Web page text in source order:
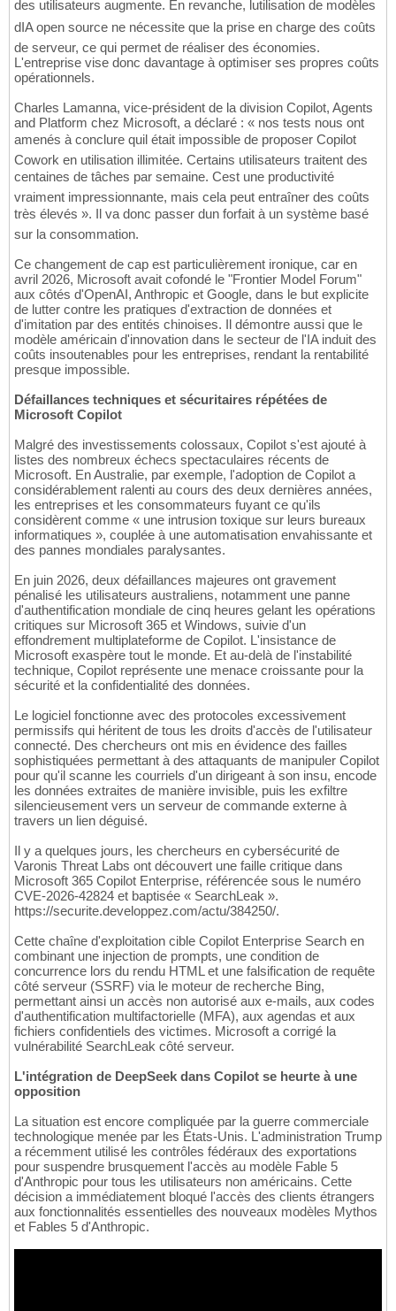
des utilisateurs augmente. En revanche, lutilisation de modèles
dIA open source ne nécessite que la prise en charge des coûts
de serveur, ce qui permet de réaliser des économies.
L'entreprise vise donc davantage à optimiser ses propres coûts
opérationnels.
Charles Lamanna, vice-président de la division Copilot, Agents
and Platform chez Microsoft, a déclaré : « nos tests nous ont
amenés à conclure quil était impossible de proposer Copilot
Cowork en utilisation illimitée. Certains utilisateurs traitent des
centaines de tâches par semaine. Cest une productivité
vraiment impressionnante, mais cela peut entraîner des coûts
très élevés ». Il va donc passer dun forfait à un système basé
sur la consommation.
Ce changement de cap est particulièrement ironique, car en
avril 2026, Microsoft avait cofondé le "Frontier Model Forum"
aux côtés d'OpenAI, Anthropic et Google, dans le but explicite
de lutter contre les pratiques d'extraction de données et
d'imitation par des entités chinoises. Il démontre aussi que le
modèle américain d'innovation dans le secteur de l'IA induit des
coûts insoutenables pour les entreprises, rendant la rentabilité
presque impossible.
Défaillances techniques et sécuritaires répétées de
Microsoft Copilot
Malgré des investissements colossaux, Copilot s'est ajouté à
listes des nombreux échecs spectaculaires récents de
Microsoft. En Australie, par exemple, l'adoption de Copilot a
considérablement ralenti au cours des deux dernières années,
les entreprises et les consommateurs fuyant ce qu'ils
considèrent comme « une intrusion toxique sur leurs bureaux
informatiques », couplée à une automatisation envahissante et
des pannes mondiales paralysantes.
En juin 2026, deux défaillances majeures ont gravement
pénalisé les utilisateurs australiens, notamment une panne
d'authentification mondiale de cinq heures gelant les opérations
critiques sur Microsoft 365 et Windows, suivie d'un
effondrement multiplateforme de Copilot. L'insistance de
Microsoft exaspère tout le monde. Et au-delà de l'instabilité
technique, Copilot représente une menace croissante pour la
sécurité et la confidentialité des données.
Le logiciel fonctionne avec des protocoles excessivement
permissifs qui héritent de tous les droits d'accès de l'utilisateur
connecté. Des chercheurs ont mis en évidence des failles
sophistiquées permettant à des attaquants de manipuler Copilot
pour qu'il scanne les courriels d'un dirigeant à son insu, encode
les données extraites de manière invisible, puis les exfiltre
silencieusement vers un serveur de commande externe à
travers un lien déguisé.
Il y a quelques jours, les chercheurs en cybersécurité de
Varonis Threat Labs ont découvert une faille critique dans
Microsoft 365 Copilot Enterprise, référencée sous le numéro
CVE-2026-42824 et baptisée « SearchLeak ».
https://securite.developpez.com/actu/384250/.
Cette chaîne d'exploitation cible Copilot Enterprise Search en
combinant une injection de prompts, une condition de
concurrence lors du rendu HTML et une falsification de requête
côté serveur (SSRF) via le moteur de recherche Bing,
permettant ainsi un accès non autorisé aux e-mails, aux codes
d'authentification multifactorielle (MFA), aux agendas et aux
fichiers confidentiels des victimes. Microsoft a corrigé la
vulnérabilité SearchLeak côté serveur.
L'intégration de DeepSeek dans Copilot se heurte à une
opposition
La situation est encore compliquée par la guerre commerciale
technologique menée par les États-Unis. L'administration Trump
a récemment utilisé les contrôles fédéraux des exportations
pour suspendre brusquement l'accès au modèle Fable 5
d'Anthropic pour tous les utilisateurs non américains. Cette
décision a immédiatement bloqué l'accès des clients étrangers
aux fonctionnalités essentielles des nouveaux modèles Mythos
et Fables 5 d'Anthropic.